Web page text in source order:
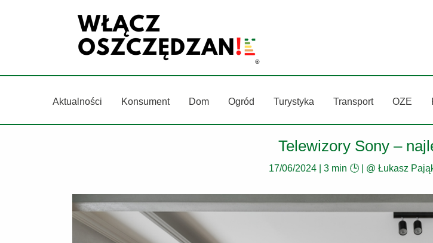
Aktualności Konsument Dom Ogród Turystyka Transport OZE
Telewizory Sony –
17/06/2024 3 min 🕒| @ Łukasz